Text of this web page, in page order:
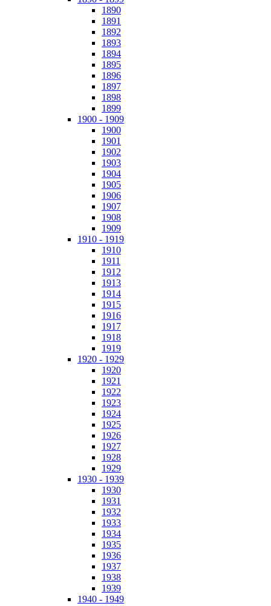
1890
1891
1892
1893
1894
1895
1896
1897
1898
1899
1900 - 1909
1900
1901
1902
1903
1904
1905
1906
1907
1908
1909
1910 - 1919
1910
1911
1912
1913
1914
1915
1916
1917
1918
1919
1920 - 1929
1920
1921
1922
1923
1924
1925
1926
1927
1928
1929
1930 - 1939
1930
1931
1932
1933
1934
1935
1936
1937
1938
1939
1940 - 1949